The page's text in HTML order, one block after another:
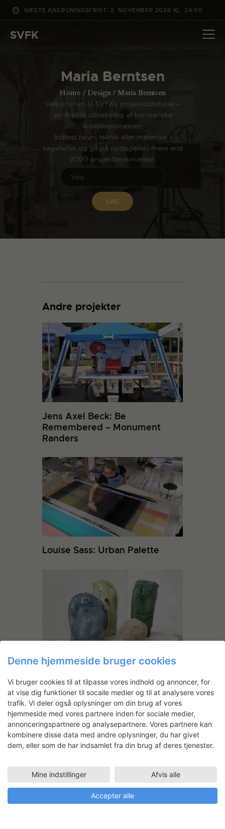
NÆSTE ANSØGNINGSFRIST: 2. NOVEMBER 2026 KL. 24:00
SVFK
Maria Berntsen
Home Design Maria Berntsen
Velkommen til SVFKs projektdatabase –
en direkte udveksling af kunsteriske
arbejdsprocesser.
Indtast navn, teknik eller materiale i
søgefeltet og gå på opdagelse i mere end
2000 projektbeskrivelser.
DET SKER
CHANNEL
ANSØG
OM SVFK
ENGLISH
Andre projekter
Jens Axel Beck: Be
Remembered – Monument
Randers
Louise Sass: Urban Palette
Kirstine Vaaben: Eksperimenter
Maria Berntsen
Faciliteter
26.03.2003 - 02.06.2003
Denne hjemmeside bruger cookies
Vi bruger cookies til at tilpasse vores indhold og annoncer, for
at vise dig funktioner til socaile medier og til at analysere vores
trafik. Vi deler også oplysninger om din brug af vores
hjemmeside med vores partnere inden for sociale medier,
annonceringspartnere og analysepartnere. Vores partnere kan
kombinere disse data med andre oplysninger, du har givet
dem, eller som de har indsamlet fra din brug af deres tjenester.
Mine indstillinger Afvis alle
Accepter alle